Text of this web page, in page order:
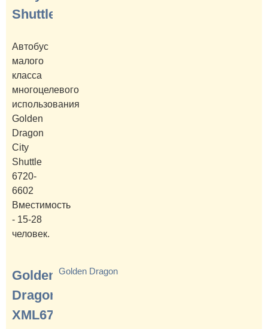
Shuttle
Автобус
малого
класса
многоцелевого
использования
Golden
Dragon
City
Shuttle
6720-
6602
Вместимость
- 15-28
человек.
Golden
Dragon
XML6720
Golden Dragon